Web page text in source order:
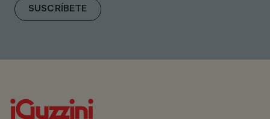
SUSCRÍBETE